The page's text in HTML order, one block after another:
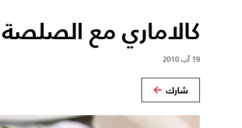
كالاماري مع الصلصة
19 آب 2010
شارك